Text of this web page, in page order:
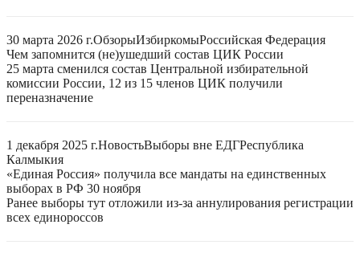
30 марта 2026 г.ОбзорыИзбиркомыРоссийская Федерация
Чем запомнится (не)ушедший состав ЦИК России
25 марта сменился состав Центральной избирательной
комиссии России, 12 из 15 членов ЦИК получили
переназначение
1 декабря 2025 г.НовостьВыборы вне ЕДГРеспублика
Калмыкия
«Единая Россия» получила все мандаты на единственных
выборах в РФ 30 ноября
Ранее выборы тут отложили из-за аннулирования регистрации
всех единороссов